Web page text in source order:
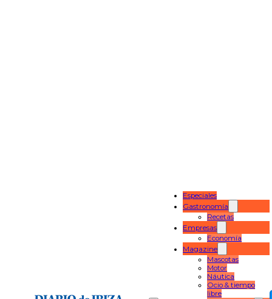
Especiales
Gastronomía
Recetas
Empresas
Economía
Magazine
Mascotas
Motor
Náutica
Ocio & tiempo
libre